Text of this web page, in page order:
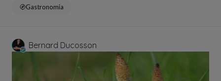
Gastronomia
Bernard Ducosson